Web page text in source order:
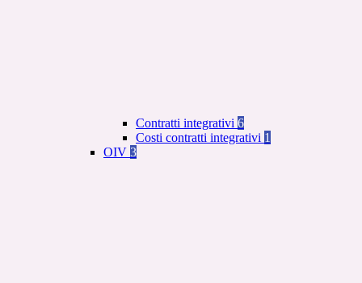
Contratti integrativi 6
Costi contratti integrativi 1
OIV 3